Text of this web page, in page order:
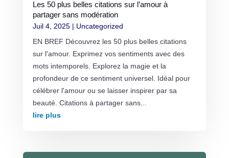
Les 50 plus belles citations sur l’amour à
partager sans modération
Juil 4, 2025| Uncategorized
EN BREF Découvrez les 50 plus belles citations
sur l'amour. Exprimez vos sentiments avec des
mots intemporels. Explorez la magie et la
profondeur de ce sentiment universel. Idéal pour
célébrer l'amour ou se laisser inspirer par sa
beauté. Citations à partager sans...
lire plus